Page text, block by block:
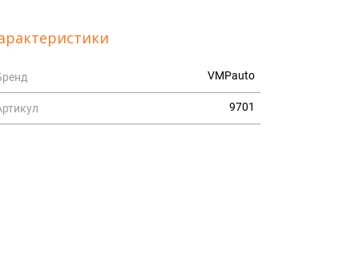
VMPauto
9701